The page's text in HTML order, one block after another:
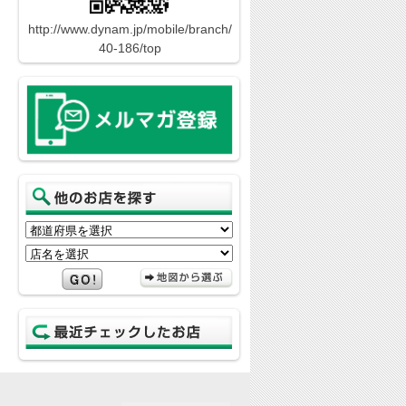
http://www.dynam.jp/mobile/branch/
40-186/top